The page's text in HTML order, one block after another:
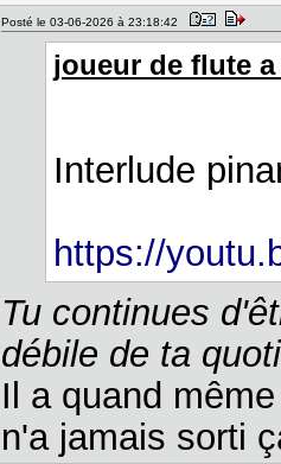
Posté le 03-06-2026 à 23:18:42
joueur de flute
Interlude
https://
Tu continues
débile de ta
Il a quand
n'a jamais sorti